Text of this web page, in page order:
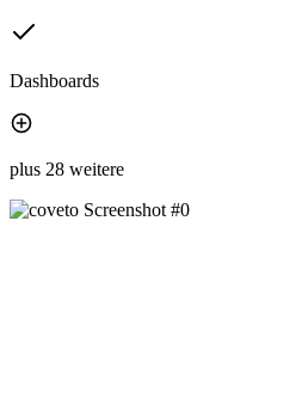
Dashboards
plus 28 weitere